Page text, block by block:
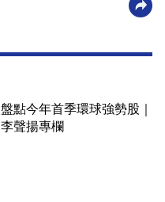
盤點今年首季環球強勢股｜
李聲揚專欄